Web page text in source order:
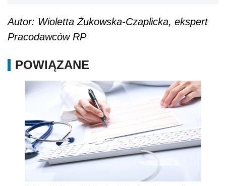
Autor: Wioletta Żukowska-Czaplicka, ekspert
Pracodawców RP
POWIĄZANE